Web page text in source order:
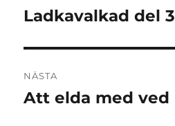
Föregående
Ladkavalkad del 3
NÄSTA
Nästa
Att elda med ved